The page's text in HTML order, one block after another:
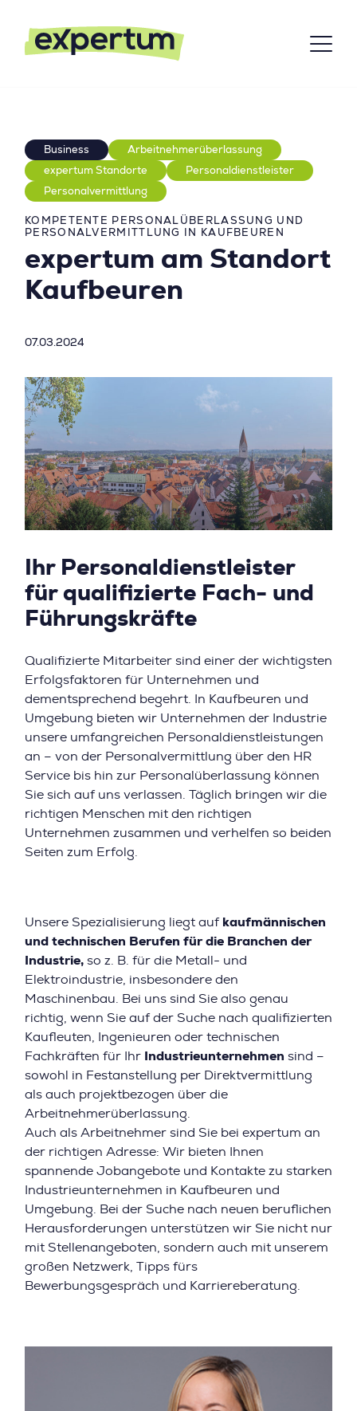
Business
Arbeitnehmerüberlassung
expertum Standorte
Personaldienstleister
Personalvermittlung
KOMPETENTE PERSONALÜBERLASSUNG UND
PERSONALVERMITTLUNG IN KAUFBEUREN
expertum am Standort
Kaufbeuren
07.03.2024
Ihr Personaldienstleister
für qualifizierte Fach- und
Führungskräfte
Qualifizierte Mitarbeiter sind einer der wichtigsten
Erfolgsfaktoren für Unternehmen und
dementsprechend begehrt. In Kaufbeuren und
Umgebung bieten wir Unternehmen der Industrie
unsere umfangreichen Personaldienstleistungen
an – von der Personalvermittlung über den HR
Service bis hin zur Personalüberlassung können
Sie sich auf uns verlassen. Täglich bringen wir die
richtigen Menschen mit den richtigen
Unternehmen zusammen und verhelfen so beiden
Seiten zum Erfolg.
Unsere Spezialisierung liegt aufkaufmännischen
und technischen Berufen für die Branchen der
Industrie, so z. B. für die Metall- und
Elektroindustrie, insbesondere den
Maschinenbau. Bei uns sind Sie also genau
richtig, wenn Sie auf der Suche nach qualifizierten
Kaufleuten, Ingenieuren oder technischen
Fachkräften für Ihr
Industrieunternehmen sind –
sowohl in Festanstellung per Direktvermittlung
als auch projektbezogen über die
Arbeitnehmerüberlassung.
Auch als Arbeitnehmer sind Sie bei expertum an
der richtigen Adresse: Wir bieten Ihnen
spannende Jobangebote und Kontakte zu starken
Industrieunternehmen in Kaufbeuren und
Umgebung. Bei der Suche nach neuen beruflichen
Herausforderungen unterstützen wir Sie nicht nur
mit Stellenangeboten, sondern auch mit unserem
großen Netzwerk, Tipps fürs
Bewerbungsgespräch und Karriereberatung.